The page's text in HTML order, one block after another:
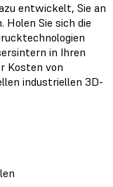
entwickelt, Sie an
Holen Sie sich die
in Ihren
Kosten von
industriellen 3D-